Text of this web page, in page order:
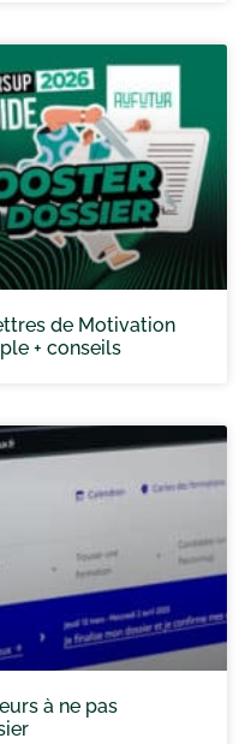
de Motivation
+ conseils
à ne pas